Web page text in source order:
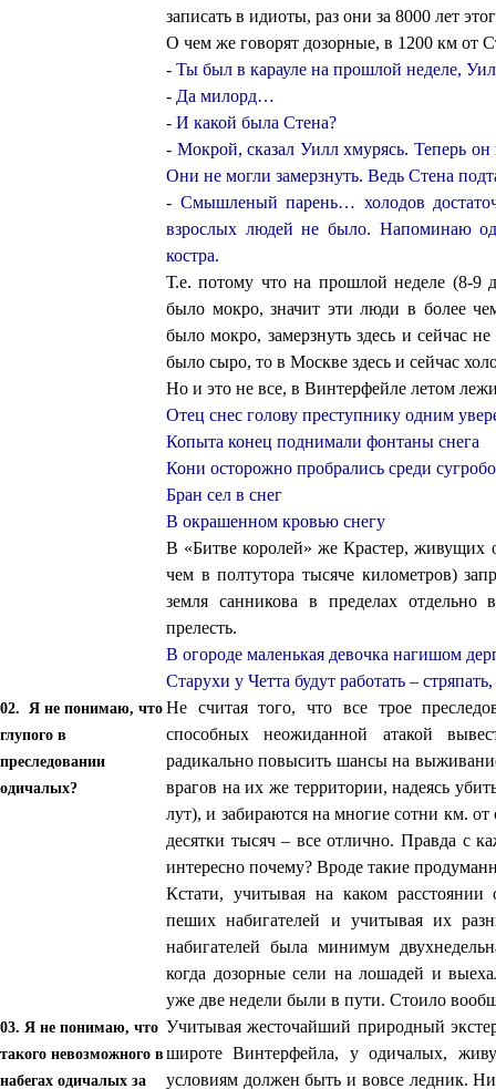
записать в идиоты, раз они за 8000 лет
О чем же говорят дозорные, в 1200 км от
- Ты был в карауле на прошлой неделе,
- Да милорд…
- И какой была Стена?
- Мокрой, сказал Уилл хмурясь. Теперь
Они не могли замерзнуть. Ведь Стена
- Смышленый парень… холодов
взрослых людей не было. Напоминаю
костра.
Т.е. потому что на прошлой неделе (8-9
было мокро, значит эти люди в более
было мокро, замерзнуть здесь и сейчас
было сыро, то в Москве здесь и сейчас
Но и это не все, в Винтерфейле летом
Отец снес голову преступнику одним
Копыта конец поднимали фонтаны снега
Кони осторожно пробрались среди
Бран сел в снег
В окрашенном кровью снегу
В «Битве королей» же Крастер, живущих
чем в полтутора тысяче километров)
земля санникова в пределах отдельно
прелесть.
В огороде маленькая девочка нагишом
Старухи у Четта будут работать –
02. Я не понимаю, что
глупого в
преследовании
одичалых?
Не считая того, что все трое
способных неожиданной атакой
радикально повысить шансы на
врагов на их же территории, надеясь
лут), и забираются на многие сотни км.
десятки тысяч – все отлично. Правда с
интересно почему? Вроде такие
Кстати, учитывая на каком
пеших набигателей и учитывая их
набигателей была минимум
когда дозорные сели на лошадей и
уже две недели были в пути. Стоило
03. Я не понимаю, что
такого невозможного в
набегах одичалых за
Учитывая жесточайший природный
широте Винтерфейла, у одичалых,
условиям должен быть и вовсе ледник.